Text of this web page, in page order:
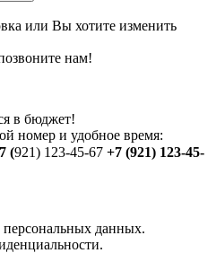
или Вы хотите изменить
нам!
в бюджет!
номер и удобное время:
(921) 123-45-67 +7 (921) 123-45-
персональных данных.